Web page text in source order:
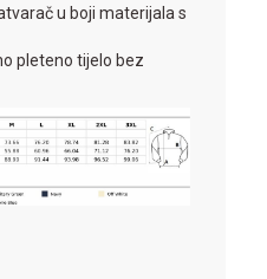
u boji materijala s
pleteno tijelo bez